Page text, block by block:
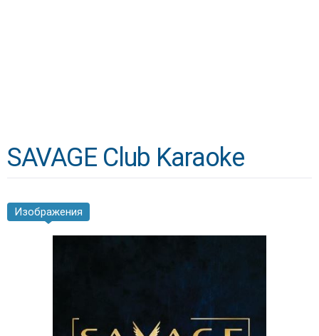
SAVAGE Club Karaoke
Изображения